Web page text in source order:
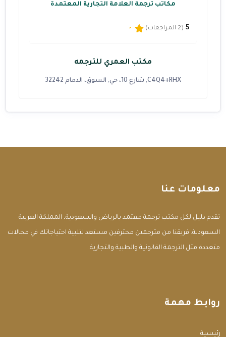
مكاتب ترجمة العلامة التجارية المعتمدة
5 (2 المراجعات)
مكتب العمري للترجمه
C4Q4+RHX, شارع 10، حي, السوق، الدمام 32242
معلومات عنا
تقدم دليل لكل مكتب ترجمة معتمد بالرياض والسعودية، المملكة العربية
السعودية. فريقنا من مترجمين محترفين مستعد لتلبية احتياجاتك في مجالات
متعددة مثل الترجمة القانونية والطبية والتجارية.
روابط مهمة
الرئيسية